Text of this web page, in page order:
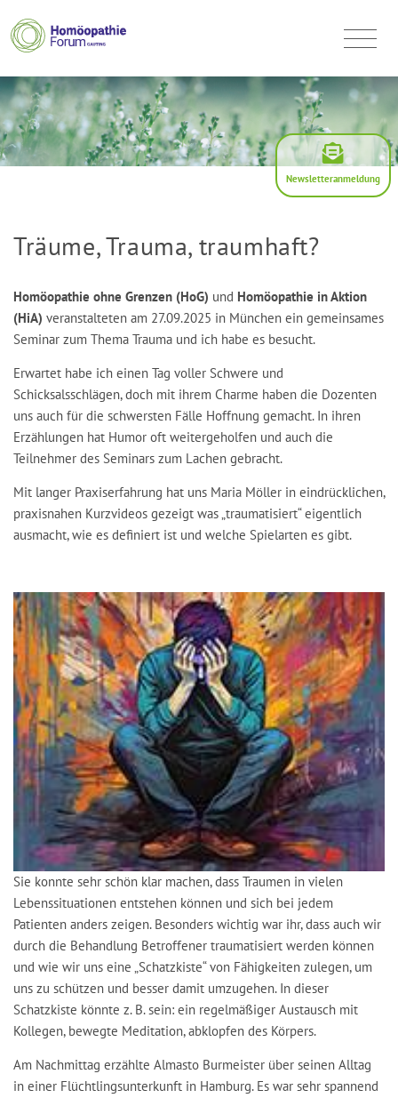
Newsletteranmeldung
Träume, Trauma, traumhaft?
Homöopathie ohne Grenzen (HoG) und Homöopathie in Aktion
(HiA) veranstalteten am 27.09.2025 in München ein gemeinsames
Seminar zum Thema Trauma und ich habe es besucht.
Erwartet habe ich einen Tag voller Schwere und
Schicksalsschlägen, doch mit ihrem Charme haben die Dozenten
uns auch für die schwersten Fälle Hoffnung gemacht. In ihren
Erzählungen hat Humor oft weitergeholfen und auch die
Teilnehmer des Seminars zum Lachen gebracht.
Mit langer Praxiserfahrung hat uns Maria Möller in eindrücklichen,
praxisnahen Kurzvideos gezeigt was „traumatisiert“ eigentlich
ausmacht, wie es definiert ist und welche Spielarten es gibt.
Sie konnte sehr schön klar machen, dass Traumen in vielen
Lebenssituationen entstehen können und sich bei jedem
Patienten anders zeigen. Besonders wichtig war ihr, dass auch wir
durch die Behandlung Betroffener traumatisiert werden können
und wie wir uns eine „Schatzkiste“ von Fähigkeiten zulegen, um
uns zu schützen und besser damit umzugehen. In dieser
Schatzkiste könnte z. B. sein: ein regelmäßiger Austausch mit
Kollegen, bewegte Meditation, abklopfen des Körpers.
Am Nachmittag erzählte Almasto Burmeister über seinen Alltag
in einer Flüchtlingsunterkunft in Hamburg. Es war sehr spannend